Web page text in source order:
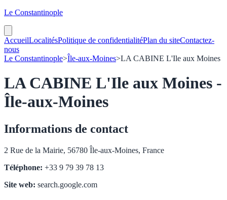
Le Constantinople
AccueilLocalitésPolitique de confidentialitéPlan du siteContactez-
nous
Le Constantinople>Île-aux-Moines>LA CABINE L'Ile aux Moines
LA CABINE L'Ile aux Moines -
Île-aux-Moines
Informations de contact
2 Rue de la Mairie, 56780 Île-aux-Moines, France
Téléphone: +33 9 79 39 78 13
Site web: search.google.com